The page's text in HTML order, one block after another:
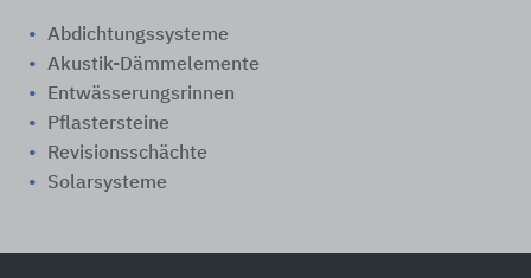
Abdichtungssysteme
Akustik-Dämmelemente
Entwässerungsrinnen
Pflastersteine
Revisionsschächte
Solarsysteme